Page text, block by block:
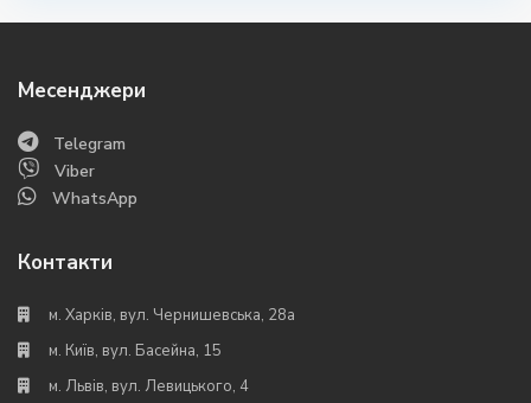
Месенджери
Telegram
Viber
WhatsApp
Контакти
м. Харків, вул. Чернишевська, 28а
м. Київ, вул. Басейна, 15
м. Львів, вул. Левицького, 4